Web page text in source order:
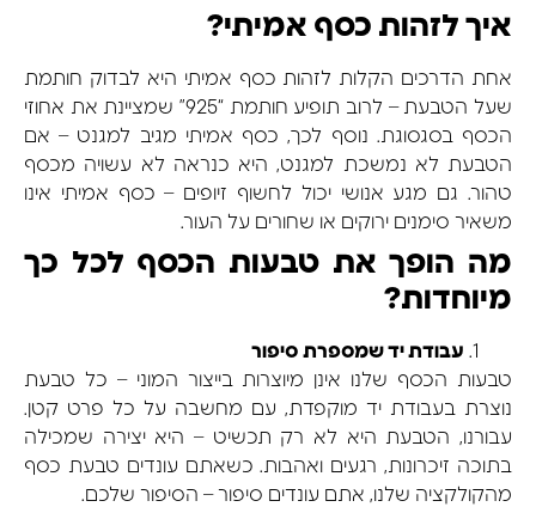
איך לזהות כסף אמיתי?
אחת הדרכים הקלות לזהות כסף אמיתי היא לבדוק חותמת
שעל הטבעת – לרוב תופיע חותמת “925” שמציינת את אחוזי
הכסף בסגסוגת. נוסף לכך, כסף אמיתי מגיב למגנט – אם
הטבעת לא נמשכת למגנט, היא כנראה לא עשויה מכסף
טהור. גם מגע אנושי יכול לחשוף זיופים – כסף אמיתי אינו
משאיר סימנים ירוקים או שחורים על העור.
מה הופך את טבעות הכסף לכל כך
מיוחדות?
עבודת יד שמספרת סיפור
טבעות הכסף שלנו אינן מיוצרות בייצור המוני – כל טבעת
נוצרת בעבודת יד מוקפדת, עם מחשבה על כל פרט קטן.
עבורנו, הטבעת היא לא רק תכשיט – היא יצירה שמכילה
בתוכה זיכרונות, רגעים ואהבות. כשאתם עונדים טבעת כסף
מהקולקציה שלנו, אתם עונדים סיפור – הסיפור שלכם.